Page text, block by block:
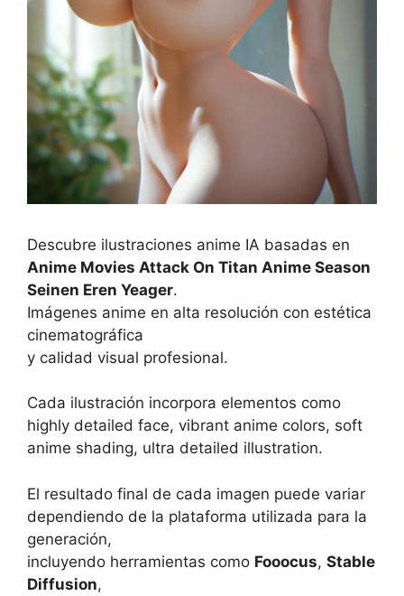
Descubre ilustraciones anime IA basadas en
Anime Movies Attack On Titan Anime Season
Seinen Eren Yeager.
Imágenes anime en alta resolución con estética
cinematográfica
y calidad visual profesional.
Cada ilustración incorpora elementos como
highly detailed face, vibrant anime colors, soft
anime shading, ultra detailed illustration.
El resultado final de cada imagen puede variar
dependiendo de la plataforma utilizada para la
generación,
incluyendo herramientas como Fooocus, Stable
Diffusion,